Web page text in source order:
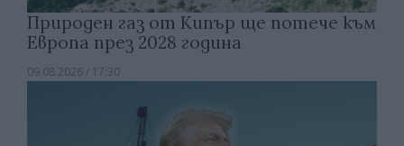
Природен газ от Кипър ще потече към
Европа през 2028 година
09.08.2026 / 17:30